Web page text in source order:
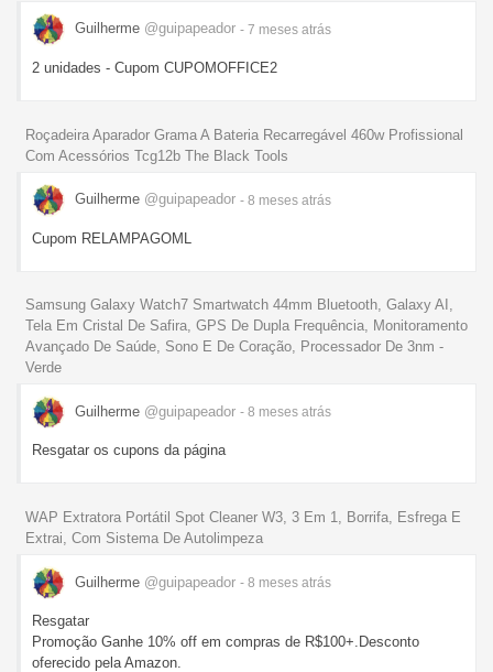
Guilherme @guipapeador - 7 meses atrás
2 unidades - Cupom CUPOMOFFICE2
Roçadeira Aparador Grama A Bateria Recarregável 460w Profissional
Com Acessórios Tcg12b The Black Tools
Guilherme @guipapeador - 8 meses atrás
Cupom RELAMPAGOML
Samsung Galaxy Watch7 Smartwatch 44mm Bluetooth, Galaxy AI,
Tela Em Cristal De Safira, GPS De Dupla Frequência, Monitoramento
Avançado De Saúde, Sono E De Coração, Processador De 3nm -
Verde
Guilherme @guipapeador - 8 meses atrás
Resgatar os cupons da página
WAP Extratora Portátil Spot Cleaner W3, 3 Em 1, Borrifa, Esfrega E
Extrai, Com Sistema De Autolimpeza
Guilherme @guipapeador - 8 meses atrás
Resgatar
Promoção Ganhe 10% off em compras de R$100+.Desconto
oferecido pela Amazon.